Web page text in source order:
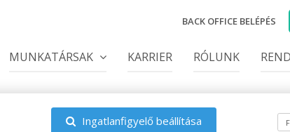
BACK OFFICE BELÉPÉS
MUNKATÁRSAK KARRIER RÓLUNK
Ingatlanfigyelő beállítása